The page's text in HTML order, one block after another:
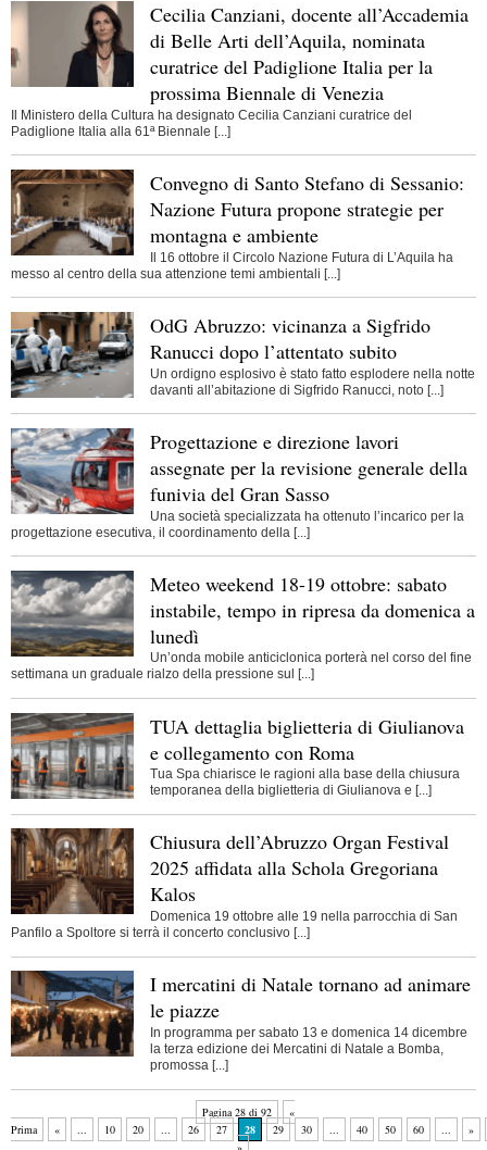
Cecilia Canziani, docente all’Accademia
di Belle Arti dell’Aquila, nominata
curatrice del Padiglione Italia per la
prossima Biennale di Venezia
Il Ministero della Cultura ha designato Cecilia Canziani curatrice del
Padiglione Italia alla 61ª Biennale [...]
Convegno di Santo Stefano di Sessanio:
Nazione Futura propone strategie per
montagna e ambiente
Il 16 ottobre il Circolo Nazione Futura di L’Aquila ha
messo al centro della sua attenzione temi ambientali [...]
OdG Abruzzo: vicinanza a Sigfrido
Ranucci dopo l’attentato subito
Un ordigno esplosivo è stato fatto esplodere nella notte
davanti all’abitazione di Sigfrido Ranucci, noto [...]
Progettazione e direzione lavori
assegnate per la revisione generale della
funivia del Gran Sasso
Una società specializzata ha ottenuto l’incarico per la
progettazione esecutiva, il coordinamento della [...]
Meteo weekend 18-19 ottobre: sabato
instabile, tempo in ripresa da domenica a
lunedì
Un’onda mobile anticiclonica porterà nel corso del fine
settimana un graduale rialzo della pressione sul [...]
TUA dettaglia biglietteria di Giulianova
e collegamento con Roma
Tua Spa chiarisce le ragioni alla base della chiusura
temporanea della biglietteria di Giulianova e [...]
Chiusura dell’Abruzzo Organ Festival
2025 affidata alla Schola Gregoriana
Kalos
Domenica 19 ottobre alle 19 nella parrocchia di San
Panfilo a Spoltore si terrà il concerto conclusivo [...]
I mercatini di Natale tornano ad animare
le piazze
In programma per sabato 13 e domenica 14 dicembre
la terza edizione dei Mercatini di Natale a Bomba,
promossa [...]
Pagina 28 di 92
«
Prima
« ... 10 20 ... 26 27 28 29 30 ... 40 50 60 ...
»